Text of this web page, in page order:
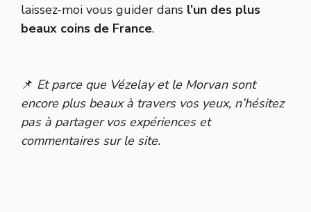
laissez-moi vous guider dans l’un des plus
beaux coins de France.
📌 Et parce que Vézelay et le Morvan sont
encore plus beaux à travers vos yeux, n’hésitez
pas à partager vos expériences et
commentaires sur le site.